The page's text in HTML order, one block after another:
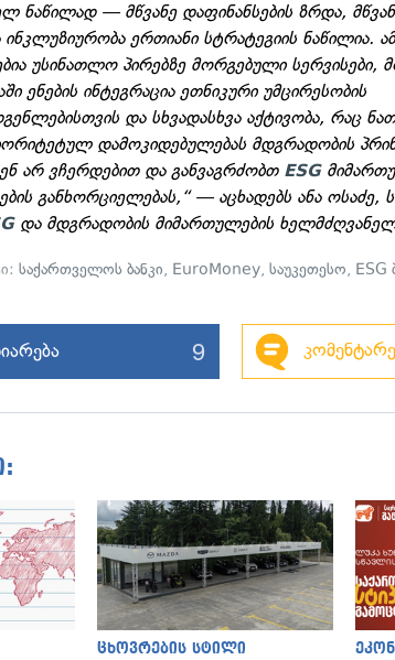
ნაწილად — მწვანე დაფინანსების ზრდა,
ინკლუზიურობა ერთიანი სტრატეგიის ნაწილია.
უსინათლო პირებზე მორგებული სერვისები,
ენების ინტეგრაცია ეთნიკური უმცირესობის
და სხვადასხვა აქტივობა, რაც
დამოკიდებულებას მდგრადობის
არ ვჩერდებით და განვაგრძობთ ESG
განხორციელებას,“ — აცხადებს ანა
და მდგრადობის მიმართულების
საქართველოს ბანკი, EuroMoney,საუკეთესო, ESG
9
ცხოვრების სტილი